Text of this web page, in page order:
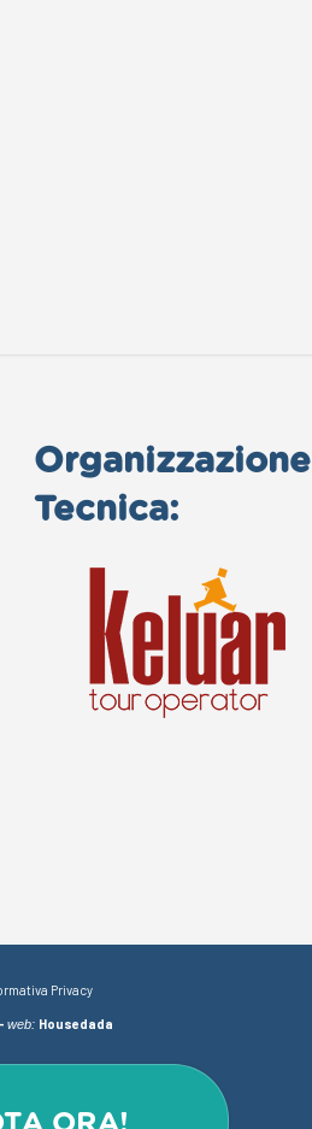
Organizzazione
Tecnica:
Privacy
web: Housedada